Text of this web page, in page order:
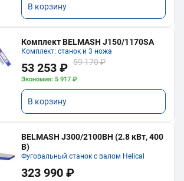
В корзину
Комплект BELMASH J150/1170SA
Комплект: станок и 3 ножа
53 253 ₽ 59 170 ₽
Экономия: 5 917 ₽
В корзину
BELMASH J300/2100ВH (2.8 кВт, 400
В)
Фуговальный станок с валом Helical
323 990 ₽